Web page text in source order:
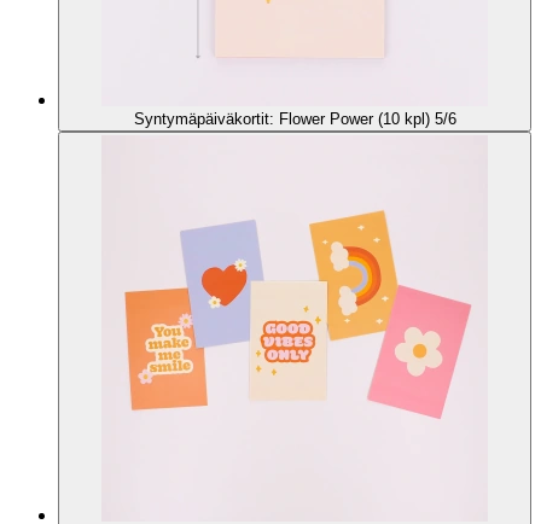
Syntymäpäiväkortit: Flower Power (10 kpl) 5/6